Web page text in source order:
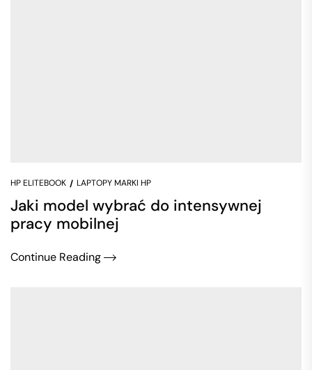
HP ELITEBOOK LAPTOPY MARKI HP
Jaki model wybrać do intensywnej
pracy mobilnej
Continue Reading